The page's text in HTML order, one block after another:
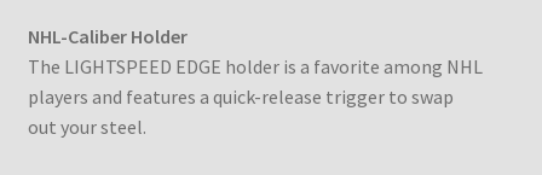
NHL-Caliber Holder
The LIGHTSPEED EDGE holder is a favorite among NHL
players and features a quick-release trigger to swap
out your steel.